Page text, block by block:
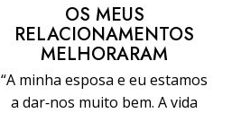
OS MEUS
RELACIONAMENTOS
MELHORARAM
“A minha esposa e eu estamos
a dar‑nos muito bem. A vida